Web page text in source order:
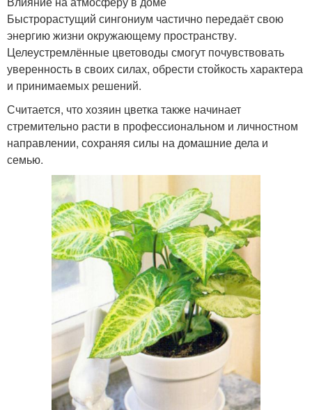
Быстрорастущий сингониум частично передаёт свою
энергию жизни окружающему пространству.
Целеустремлённые цветоводы смогут почувствовать
уверенность в своих силах, обрести стойкость характера
и принимаемых решений.
Считается, что хозяин цветка также начинает
стремительно расти в профессиональном и личностном
направлении, сохраняя силы на домашние дела и
семью.